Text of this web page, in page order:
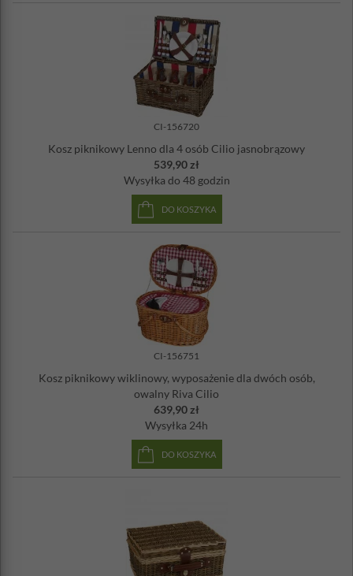
CI-156720
Kosz piknikowy Lenno dla 4 osób Cilio jasnobrązowy
539,90 zł
Wysyłka do 48 godzin
DO KOSZYKA
CI-156751
Kosz piknikowy wiklinowy, wyposażenie dla dwóch osób,
owalny Riva Cilio
639,90 zł
Wysyłka 24h
DO KOSZYKA